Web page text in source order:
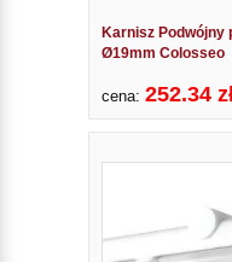
Karnisz Podwójny
Ø19mm Colosseo
cena: 252.34